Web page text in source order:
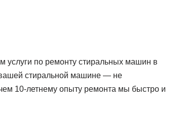
по ремонту стиральных машин в
вашей стиральной машине — не
10-летнему опыту ремонта мы быстро и